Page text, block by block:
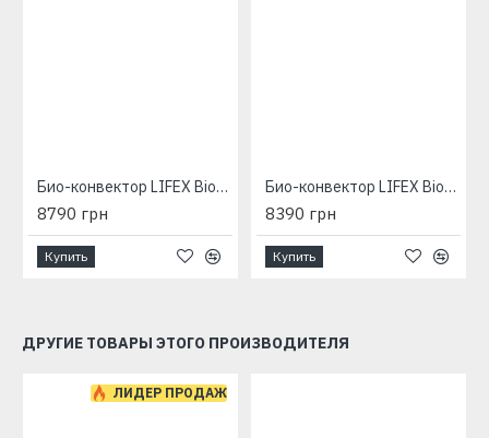
Био-конвектор LIFEX BioAir 1400 (бежевый) с программатором
8790 грн
Купить
Био-конвектор LIFEX BioAir 1400R (бежевый) с терморегулятором
8390 грн
Купить
ДРУГИЕ ТОВАРЫ ЭТОГО ПРОИЗВОДИТЕЛЯ
ЛИДЕР ПРОДАЖ